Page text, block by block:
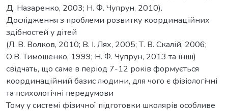
Д. Назаренко, 2003; Н. Ф. Чупрун, 2010).
Дослідження з проблеми розвитку координаційних
здібностей у дітей
(Л. В. Волков, 2010; В. І. Лях, 2005; Т. В. Скалій, 2006;
О.В. Тимошенко, 1999; Н. Ф. Чупрун, 2013 та інші)
свідчать, що саме в період 7-12 років формується
координаційний базис людини, для чого є фізіологічні
та психологічні передумови
Тому у системі фізичної підготовки школярів особливе